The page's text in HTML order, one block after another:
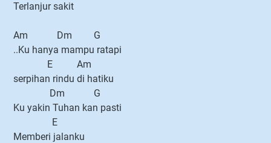
Terlanjur sakit
Am Dm G
..Ku hanya mampu ratapi
E Am
serpihan rindu di hatiku
Dm G
Ku yakin Tuhan kan pasti
E
Memberi jalanku